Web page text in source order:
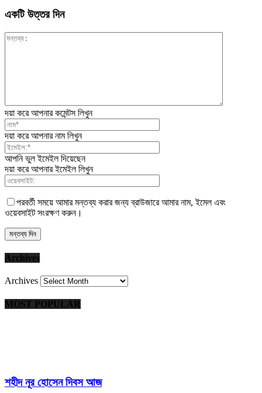
একটি উত্তর দিন
দয়া করে আপনার কমেন্টস লিখুন
দয়া করে আপনার নাম লিখুন
আপনি ভুল ইমেইল দিয়েছেন
দয়া করে আপনার ইমেইল লিখুন
পরবর্তী সময়ে আমার মন্তব্য করার জন্য ব্রাউজারে আমার নাম, ইমেল এবং
ওয়েবসাইট সংরক্ষণ করুন।
Archives
Archives
MOST POPULAR
শহীদ নূর হোসেন দিবস আজ